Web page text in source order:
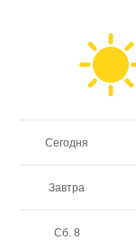
Сегодня
Завтра
Сб. 8